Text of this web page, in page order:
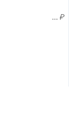
...